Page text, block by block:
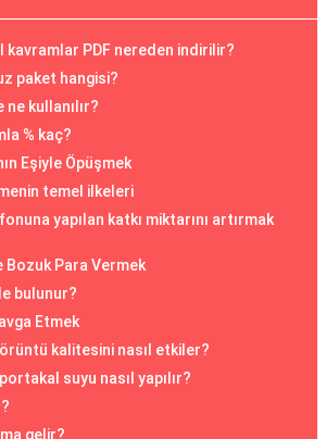
kavramlar PDF nereden indirilir?
paket hangisi?
kullanılır?
% kaç?
Eşiyle Öpüşmek
temel ilkeleri
yapılan katkı miktarını artırmak
Bozuk Para Vermek
bulunur?
Etmek
kalitesini nasıl etkiler?
suyu nasıl yapılır?
gelir?